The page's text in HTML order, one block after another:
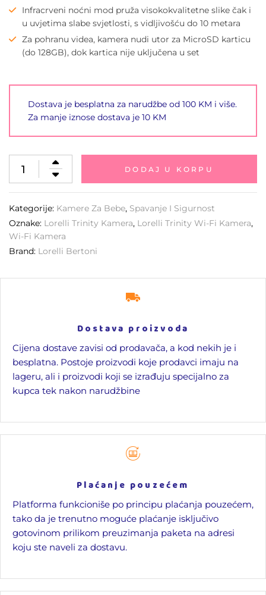
Infracrveni noćni mod pruža visokokvalitetne slike čak i
u uvjetima slabe svjetlosti, s vidljivošću do 10 metara
Za pohranu videa, kamera nudi utor za MicroSD karticu
(do 128GB), dok kartica nije uključena u set
Dostava je besplatna za narudžbe od 100 KM i više.
Za manje iznose dostava je 10 KM
DODAJ U KORPU
Kategorije: Kamere Za Bebe, Spavanje I Sigurnost
Oznake: Lorelli Trinity Kamera, Lorelli Trinity Wi-Fi Kamera,
Wi-Fi Kamera
Brand: Lorelli Bertoni
Dostava proizvoda
Cijena dostave zavisi od prodavača, a kod nekih je i
besplatna. Postoje proizvodi koje prodavci imaju na
lageru, ali i proizvodi koji se izrađuju specijalno za
kupca tek nakon narudžbine
Plaćanje pouzećem
Platforma funkcioniše po principu plaćanja pouzećem,
tako da je trenutno moguće plaćanje isključivo
gotovinom prilikom preuzimanja paketa na adresi
koju ste naveli za dostavu.